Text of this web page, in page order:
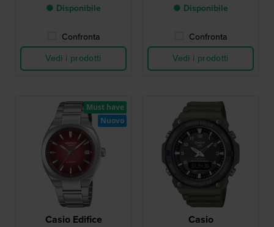
● Disponibile
Confronta
Vedi i prodotti
● Disponibile
Confronta
Vedi i prodotti
Casio Edifice
Must have
Nuovo
Casio